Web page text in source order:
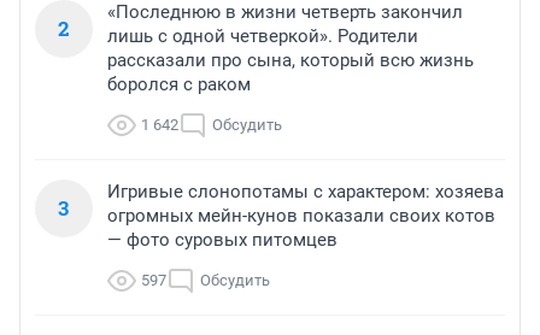
2
«Последнюю в жизни четверть закончил
лишь с одной четверкой». Родители
рассказали про сына, который всю жизнь
боролся с раком
1 642 Обсудить
3
Игривые слонопотамы с характером: хозяева
огромных мейн-кунов показали своих котов
— фото суровых питомцев
597 Обсудить